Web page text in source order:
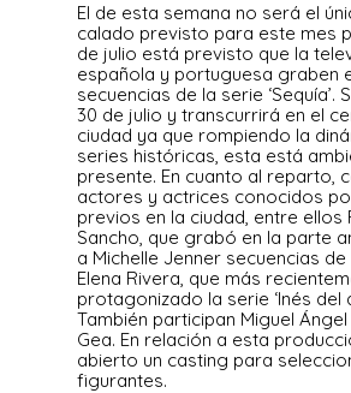
El de esta semana no será el
calado previsto para este mes
de julio está previsto que la
española y portuguesa graben
secuencias de la serie ‘Sequía’.
30 de julio y transcurrirá en el
ciudad ya que rompiendo la
series históricas, esta está
presente. En cuanto al reparto,
actores y actrices conocidos
previos en la ciudad, entre ellos
Sancho, que grabó en la parte
a Michelle Jenner secuencias de
Elena Rivera, que más
protagonizado la serie ‘Inés del
También participan Miguel Ángel
Gea. En relación a esta
abierto un casting para
figurantes.